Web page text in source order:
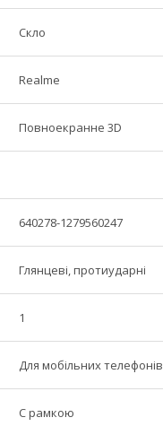
Скло
Realme
Повноекранне 3D
640278-1279560247
Глянцеві, протиударні
1
Для мобільних телефонів
C рамкою